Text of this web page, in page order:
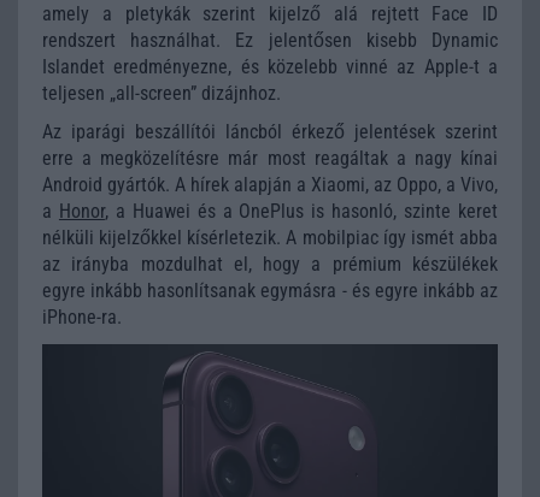
amely a pletykák szerint kijelző alá rejtett Face ID
rendszert használhat. Ez jelentősen kisebb Dynamic
Islandet eredményezne, és közelebb vinné az Apple-t a
teljesen „all-screen” dizájnhoz.
Az iparági beszállítói láncból érkező jelentések szerint
erre a megközelítésre már most reagáltak a nagy kínai
Android gyártók. A hírek alapján a Xiaomi, az Oppo, a Vivo,
a Honor, a Huawei és a OnePlus is hasonló, szinte keret
nélküli kijelzőkkel kísérletezik. A mobilpiac így ismét abba
az irányba mozdulhat el, hogy a prémium készülékek
egyre inkább hasonlítsanak egymásra - és egyre inkább az
iPhone-ra.